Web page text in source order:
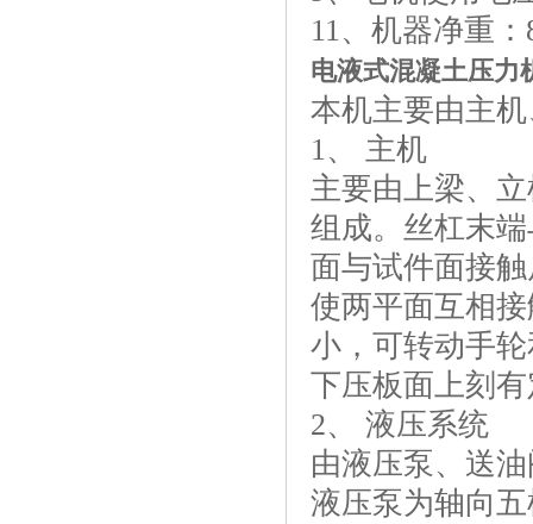
11、机器净重：
电液式混凝土压力
本机主要由主
1、 主机
主要由上梁、
组成。丝杠末
面与试件面接
使两平面互相
小，可转动手
下压板面上刻
2、 液压系统
由液压泵、送
液压泵为轴向